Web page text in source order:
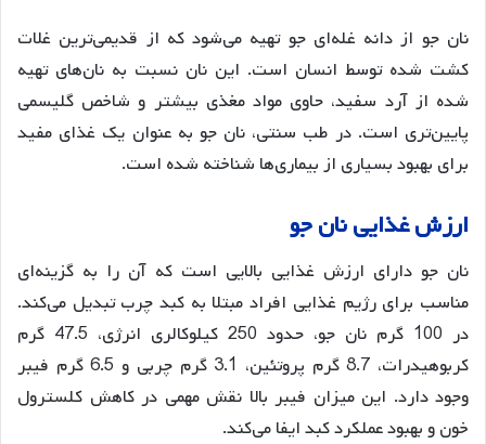
نان جو از دانه غله‌ای جو تهیه می‌شود که از قدیمی‌ترین غلات
کشت شده توسط انسان است. این نان نسبت به نان‌های تهیه
شده از آرد سفید، حاوی مواد مغذی بیشتر و شاخص گلیسمی
پایین‌تری است. در طب سنتی، نان جو به عنوان یک غذای مفید
برای بهبود بسیاری از بیماری‌ها شناخته شده است.
ارزشغذایینانجو
نان جو دارای ارزش غذایی بالایی است که آن را به گزینه‌ای
مناسب برای رژیم غذایی افراد مبتلا به کبد چرب تبدیل می‌کند.
در 100 گرم نان جو، حدود 250 کیلوکالری انرژی، 47.5 گرم
کربوهیدرات، 8.7 گرم پروتئین، 3.1 گرم چربی و 6.5 گرم فیبر
وجود دارد. این میزان فیبر بالا نقش مهمی در کاهش کلسترول
خون و بهبود عملکرد کبد ایفا می‌کند.